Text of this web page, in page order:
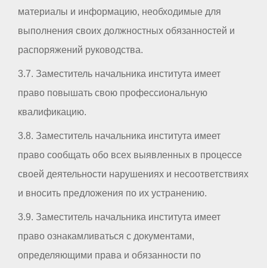
материалы и информацию, необходимые для
выполнения своих должностных обязанностей и
распоряжений руководства.
3.7. Заместитель начальника института имеет
право повышать свою профессиональную
квалификацию.
3.8. Заместитель начальника института имеет
право сообщать обо всех выявленных в процессе
своей деятельности нарушениях и несоответствиях
и вносить предложения по их устранению.
3.9. Заместитель начальника института имеет
право ознакамливаться с документами,
определяющими права и обязанности по